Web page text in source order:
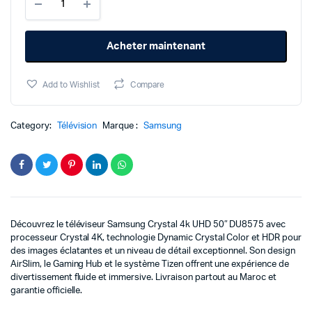
4K
Crystal
4K
Europe
Acheter maintenant
Add to Wishlist Compare
Category: Télévision Marque : Samsung
Découvrez le téléviseur Samsung Crystal 4k UHD 50″ DU8575 avec
processeur Crystal 4K, technologie Dynamic Crystal Color et HDR pour
des images éclatantes et un niveau de détail exceptionnel. Son design
AirSlim, le Gaming Hub et le système Tizen offrent une expérience de
divertissement fluide et immersive. Livraison partout au Maroc et
garantie officielle.